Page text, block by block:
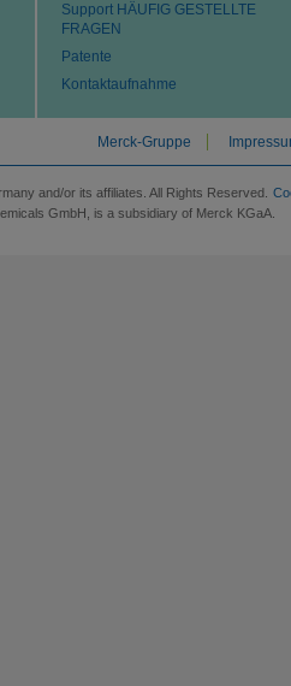
Support HÄUFIG GESTELLTE
FRAGEN
Patente
Kontaktaufnahme
Merck-Gruppe
and/or its affiliates. All Rights Reserved.
GmbH, is a subsidiary of Merck KGaA.